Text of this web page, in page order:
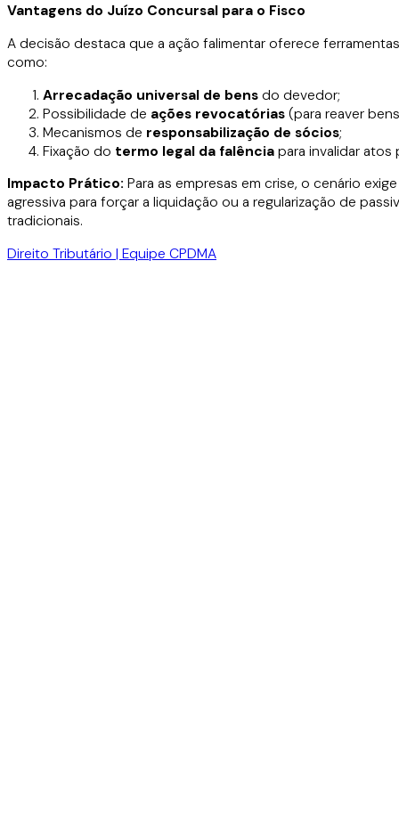
Vantagens do Juízo Concursal para o Fisco
A decisão destaca que a ação falimentar oferece
como:
Arrecadação universal de bensdo devedor;
Possibilidade de ações revocatórias(para reaver
Mecanismos de responsabilização de sócios;
Fixação do termo legal da falênciapara invalidar atos
Impacto Prático: Para as empresas em crise, o cenário
agressiva para forçar a liquidação ou a regularização de
tradicionais.
Direito Tributário | Equipe CPDMA